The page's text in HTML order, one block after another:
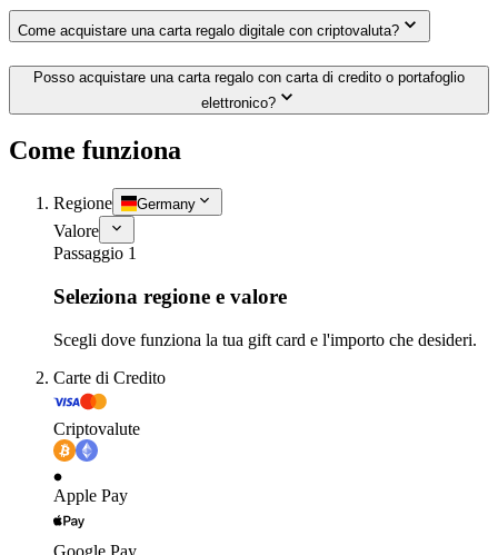
Come acquistare una carta regalo digitale con criptovaluta?
Posso acquistare una carta regalo con carta di credito o portafoglio
elettronico?
Come funziona
Regione Germany
Valore
Passaggio 1
Seleziona regione e valore
Scegli dove funziona la tua gift card e l'importo che desideri.
Carte di Credito
Criptovalute
Apple Pay
Google Pay